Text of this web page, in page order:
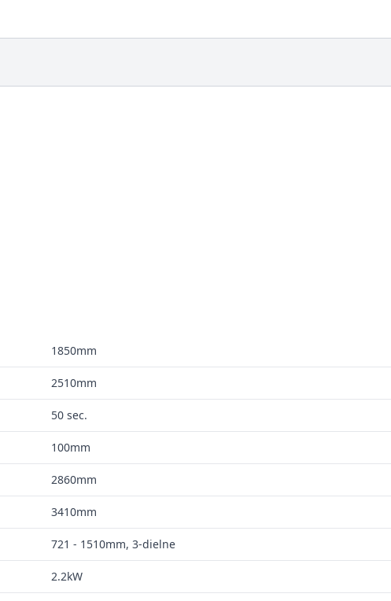
1850mm
2510mm
50 sec.
100mm
2860mm
3410mm
721 - 1510mm, 3-dielne
2.2kW